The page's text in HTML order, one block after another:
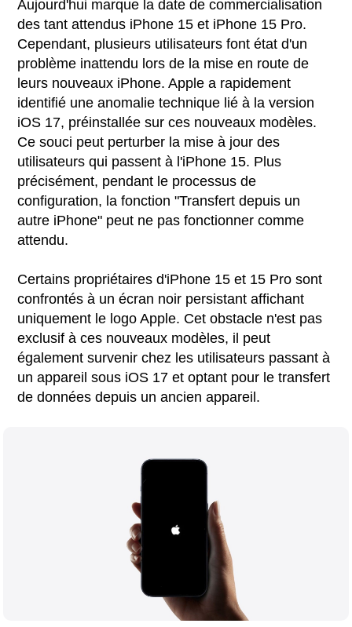
Aujourd'hui marque la date de commercialisation
des tant attendus iPhone 15 et iPhone 15 Pro.
Cependant, plusieurs utilisateurs font état d'un
problème inattendu lors de la mise en route de
leurs nouveaux iPhone. Apple a rapidement
identifié une anomalie technique lié à la version
iOS 17, préinstallée sur ces nouveaux modèles.
Ce souci peut perturber la mise à jour des
utilisateurs qui passent à l'iPhone 15. Plus
précisément, pendant le processus de
configuration, la fonction "Transfert depuis un
autre iPhone" peut ne pas fonctionner comme
attendu.
Certains propriétaires d'iPhone 15 et 15 Pro sont
confrontés à un écran noir persistant affichant
uniquement le logo Apple. Cet obstacle n'est pas
exclusif à ces nouveaux modèles, il peut
également survenir chez les utilisateurs passant à
un appareil sous iOS 17 et optant pour le transfert
de données depuis un ancien appareil.